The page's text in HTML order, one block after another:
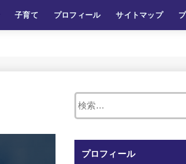
子育て プロフィール サイトマップ
プロフィール